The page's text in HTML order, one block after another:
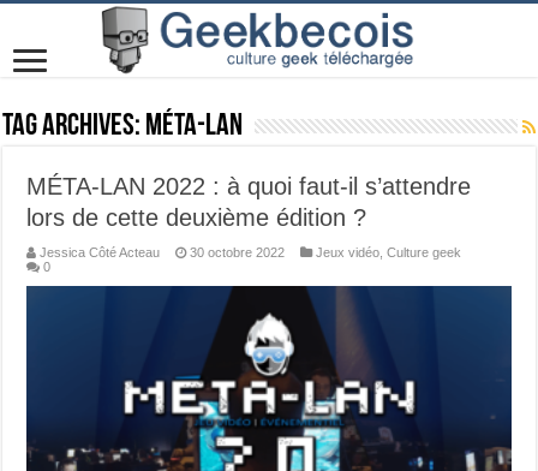
Tag Archives: méta-lan
MÉTA-LAN 2022 : à quoi faut-il s’attendre
lors de cette deuxième édition ?
Jessica Côté Acteau 30 octobre 2022 Jeux vidéo ,Culture geek
0